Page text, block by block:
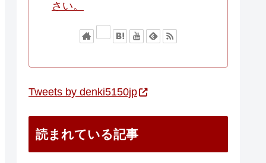
さい。
Tweets by denki5150jp
読まれている記事